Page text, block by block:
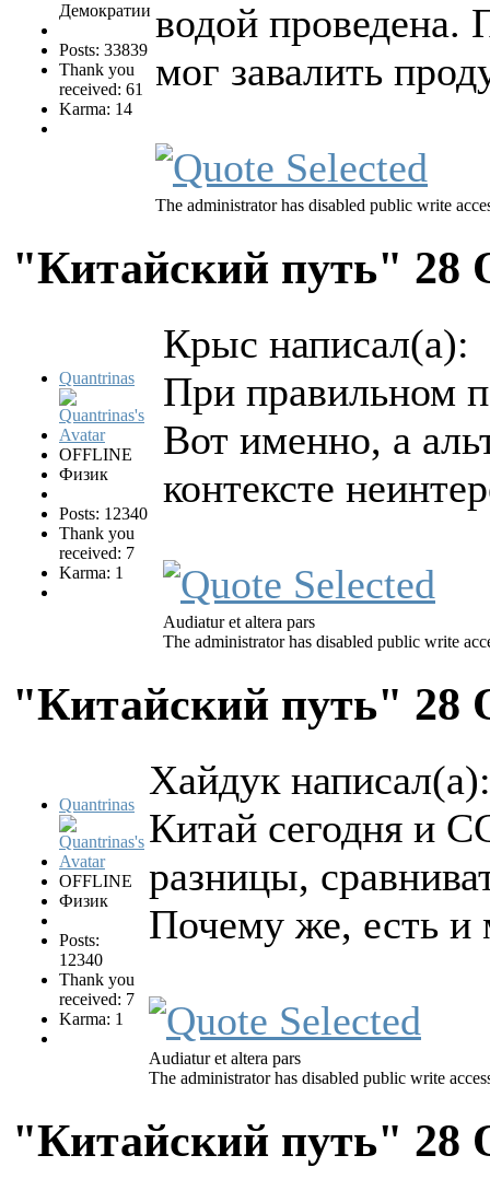
Демократии
Posts: 33839
Thank you
received: 61
Karma: 14
водой
мог завалить
The administrator has disabled public write
"Китайский путь" 28
Quantrinas
OFFLINE
Физик
Posts: 12340
Thank you
received: 7
Karma: 1
Крыс написал(а):
При правильном
Вот именно, а
контексте
Audiatur et altera pars
The administrator has disabled public write
"Китайский путь" 28
Quantrinas
OFFLINE
Физик
Posts:
12340
Thank you
received: 7
Karma: 1
Хайдук написал(а):
Китай сегодня и
разницы,
Почему же, есть и
Audiatur et altera pars
The administrator has disabled public write
"Китайский путь" 28